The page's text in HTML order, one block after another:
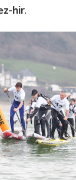
hir.